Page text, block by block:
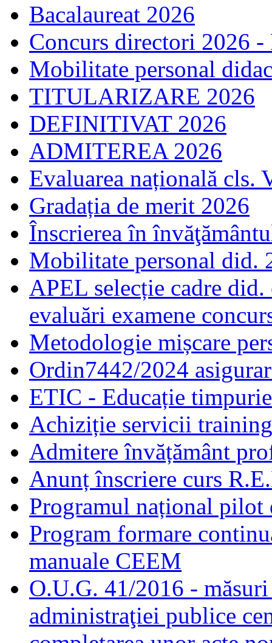
Bacalaureat 2026
Concurs directori 2026 -
Mobilitate personal
TITULARIZARE 2026
DEFINITIVAT 2026
ADMITEREA 2026
Evaluarea națională cls.
Gradația de merit 2026
Înscrierea în
Mobilitate personal did.
APEL selecție cadre
evaluări examene
Metodologie mișcare
Ordin7442/2024
ETIC - Educație
Achiziție servicii
Admitere învățământ
Anunț înscriere curs
Programul național pilot
Program formare
manuale CEEM
O.U.G. 41/2016 -
administraţiei publice